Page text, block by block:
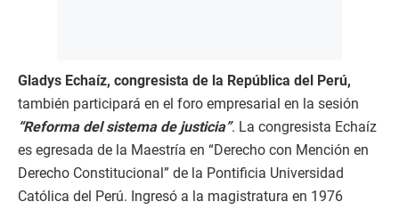
Gladys Echaíz, congresista de la República del Perú,
también participará en el foro empresarial en la sesión
“Reforma del sistema de justicia”. La congresista Echaíz
es egresada de la Maestría en “Derecho con Mención en
Derecho Constitucional” de la Pontificia Universidad
Católica del Perú. Ingresó a la magistratura en 1976